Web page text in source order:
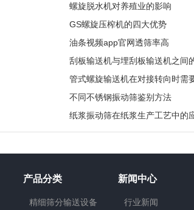
螺旋脱水机对养殖业的影响
GS螺旋压榨机的四大优势
油条视频app官网透筛率高
刮板输送机与埋刮板输送机之间
管式螺旋输送机在对接转向时需
不同不锈钢振动筛鉴别方法
纸浆振动筛在纸浆生产工艺中的
产品分类
精细筛分输送设备
新闻中心
行业新闻